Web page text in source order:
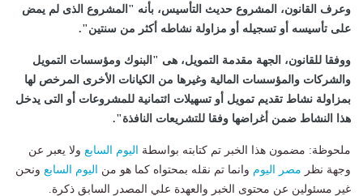
وعرف القانون، المشروع حديث التأسيس، بأنه "المشروع الذى لم يمض
على تأسيسه أو تسجيله أو مزاولة نشاطه أكثر من سنتين".
ووفقا للقانون، الجهة مقدمة التمويل، هى "البنوك ومؤسسات التمويل
والشركات والمؤسسات المالية وغيرها من الكيانات الأخرى المرخص لها
بمزاولة نشاط تقديم تمويل أو تسهيلات ائتمانية للمشروعات أو التى يدخل
هذا النشاط ضمن أغراضها وفقا للتشريعات النافذة".
ملحوظة: مضمون هذا الخبر تم كتابته بواسطة اليوم السابع ولا يعبر عن
وجهة نظر مصر اليوم وانما تم نقله بمحتواه كما هو من اليوم السابع ونحن
غير مسئولين عن محتوى الخبر والعهدة علي المصدر السابق ذكرة.